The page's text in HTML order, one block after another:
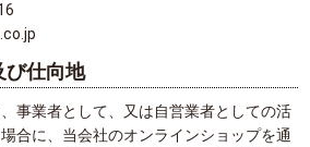
び仕向地
事業者として、又は自営業者としての活
合に、当会社のオンラインショップを通